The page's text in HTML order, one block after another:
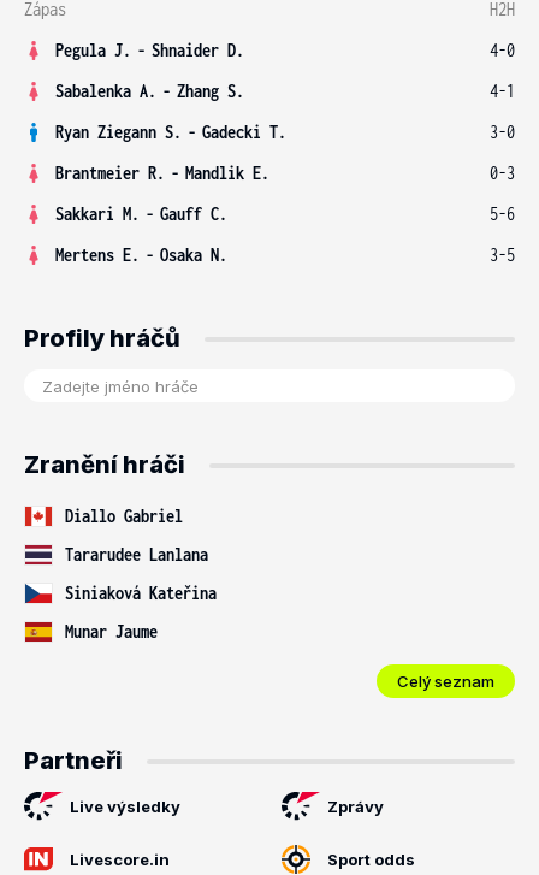
Zápas
H2H
Pegula J. - Shnaider D.
4-0
Sabalenka A. - Zhang S.
4-1
Ryan Ziegann S. - Gadecki T.
3-0
Brantmeier R. - Mandlik E.
0-3
Sakkari M. - Gauff C.
5-6
Mertens E. - Osaka N. 3-5
Profily hráčů
Zranění hráči
Diallo Gabriel
Tararudee Lanlana
Siniaková Kateřina
Munar Jaume
Celý seznam
Partneři
Live výsledky Zprávy
Livescore.in Sport odds